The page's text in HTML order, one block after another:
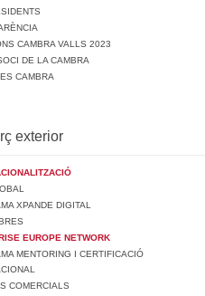
CAMBRA VALLS 2023
DE LA CAMBRA
CAMBRA
exterior
XPANDE DIGITAL
EUROPE NETWORK
MENTORING I CERTIFICACIÓ
COMERCIALS